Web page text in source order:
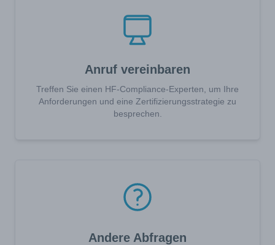
Anruf vereinbaren
Treffen Sie einen HF-Compliance-Experten, um Ihre
Anforderungen und eine Zertifizierungsstrategie zu
besprechen.
Andere Abfragen